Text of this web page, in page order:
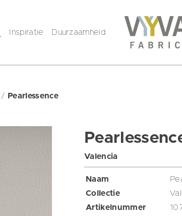
Inspiratie Duurzaamheid
/ Pearlessence
Valencia
Naam
Collectie
Artikelnummer